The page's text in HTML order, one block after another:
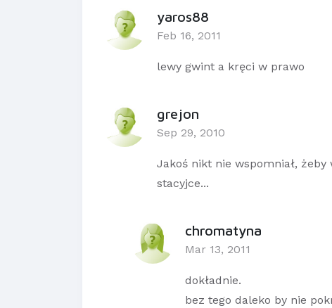
yaros88
Feb 16, 2011
lewy gwint a kręci w prawo
grejon
Sep 29, 2010
Jakoś nikt nie wspomniał,
stacyjce...
chromatyna
Mar 13, 2011
dokładnie.
bez tego daleko by nie